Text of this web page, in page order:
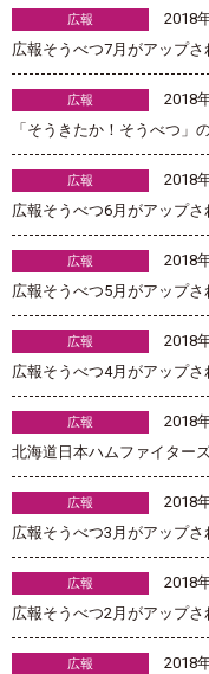
広報
2018
広報そうべつ7月がアップさ
広報
2018
「そうきたか！そうべつ」
広報
2018
広報そうべつ6月がアップさ
広報
2018
広報そうべつ5月がアップさ
広報
2018
広報そうべつ4月がアップさ
広報
2018
北海道日本ハムファイター
広報
2018
広報そうべつ3月がアップさ
広報
2018
広報そうべつ2月がアップさ
広報
2018